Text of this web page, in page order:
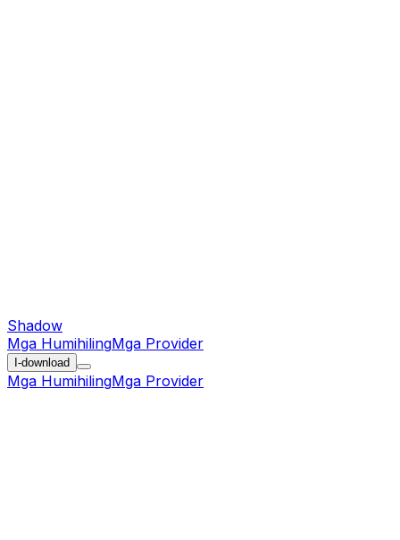
Shadow
Mga HumihilingMga Provider
I-download
Mga HumihilingMga Provider